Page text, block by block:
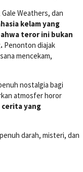
Weathers, dan
kelam yang
teror ini bukan
Penonton diajak
mencekam,
nostalgia bagi
atmosfer horor
cerita yang
darah, misteri, dan